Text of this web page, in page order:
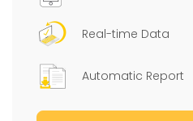
Real-time Data
Automatic Report